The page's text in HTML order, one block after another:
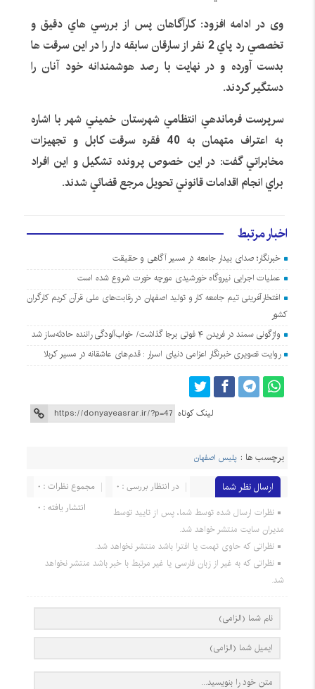
وی در ادامه افزود:کارآگاهان پس از بررسي هاي دقیق و
تخصصي رد پاي2 نفر از سارقان سابقه دار را در اين سرقت ها
بدست آورده و در نهایت با رصد هوشمندانه خود آنان را
دستگير کردند.
سرپرست فرماندهي انتظامي شهرستان خميني شهر با اشاره
به اعتراف متهمان به40 فقره سرقت کابل و تجهيزات
مخابراتي گفت: در اين خصوص پرونده تشکيل و اين افراد
براي انجام اقدامات قانوني تحويل مرجع قضائي شدند.
اخبار مرتبط
خبرنگار؛ صدای بیدار جامعه در مسیر آگاهی و حقیقت
عملیات اجرایی نیروگاه خورشیدی مورچه خورت شروع شده است
افتخارآفرینی تیم جامعه کار و تولید اصفهان در رقابت‌های ملی قرآن کریم کارگران
کشور
واژگونی سمند در فریدن ۴ فوتی برجا گذاشت/ خواب‌آلودگی راننده حادثه‌ساز شد
روایت تصویری خبرنگار اعزامی دنیای اسرار : قدم‌های عاشقانه در مسیر کربلا
لینک کوتاه
برچسب ها : پلیس اصفهان
ارسال نظر شما مجموع نظرات : 0
در انتظار بررسی : 0
انتشار یافته : 0
نظرات ارسال شده توسط شما، پس از تایید توسط
مدیران سایت منتشر خواهد شد.
نظراتی که حاوی تهمت یا افترا باشد منتشر نخواهد شد.
نظراتی که به غیر از زبان فارسی یا غیر مرتبط با خبر باشد منتشر نخواهد
شد.